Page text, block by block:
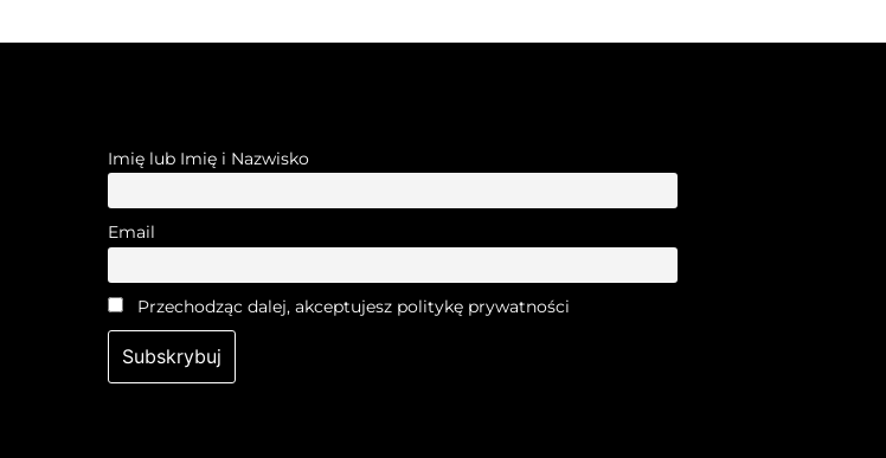
Imię lub Imię i Nazwisko
Email
Przechodząc dalej, akceptujesz politykę prywatności